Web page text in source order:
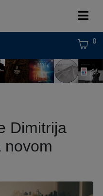
0
Dimitrija
novom